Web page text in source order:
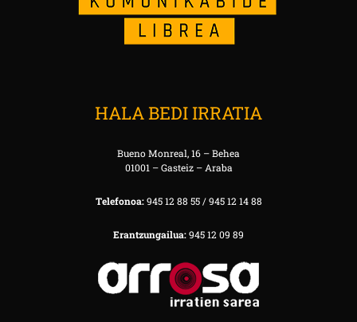
HALA BEDI IRRATIA
Bueno Monreal, 16 – Behea
01001 – Gasteiz – Araba
Telefonoa:945 12 88 55 / 945 12 14 88
Erantzungailua:945 12 09 89